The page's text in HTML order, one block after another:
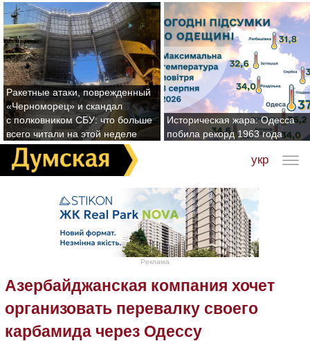
Ракетные атаки, поврежденный
«Черноморец» и скандал
с полковником СБУ: что больше
всего читали на этой неделе
Историческая жара: Одесса
побила рекорд 1963 года
укр
Реклама
Азербайджанская компания хочет
организовать перевалку своего
карбамида через Одессу